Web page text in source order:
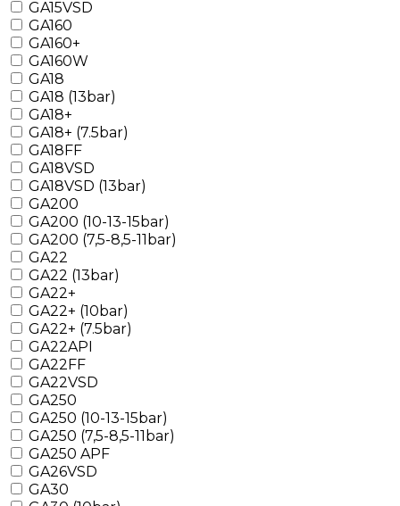
GA15VSD
GA160
GA160+
GA160W
GA18
GA18 (13bar)
GA18+
GA18+ (7.5bar)
GA18FF
GA18VSD
GA18VSD (13bar)
GA200
GA200 (10-13-15bar)
GA200 (7,5-8,5-11bar)
GA22
GA22 (13bar)
GA22+
GA22+ (10bar)
GA22+ (7.5bar)
GA22API
GA22FF
GA22VSD
GA250
GA250 (10-13-15bar)
GA250 (7,5-8,5-11bar)
GA250 APF
GA26VSD
GA30